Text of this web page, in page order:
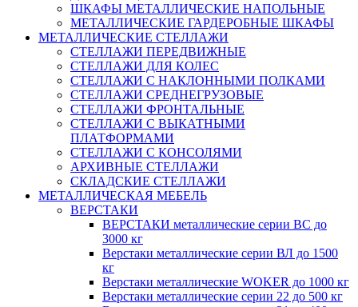
ШКАФЫ МЕТАЛЛИЧЕСКИЕ НАПОЛЬНЫЕ
МЕТАЛЛИЧЕСКИЕ ГАРДЕРОБНЫЕ ШКАФЫ
МЕТАЛЛИЧЕСКИЕ СТЕЛЛАЖИ
СТЕЛЛАЖИ ПЕРЕДВИЖНЫЕ
СТЕЛЛАЖИ ДЛЯ КОЛЕС
СТЕЛЛАЖИ С НАКЛОННЫМИ ПОЛКАМИ
СТЕЛЛАЖИ СРЕДНЕГРУЗОВЫЕ
СТЕЛЛАЖИ ФРОНТАЛЬНЫЕ
СТЕЛЛАЖИ С ВЫКАТНЫМИ
ПЛАТФОРМАМИ
СТЕЛЛАЖИ С КОНСОЛЯМИ
АРХИВНЫЕ СТЕЛЛАЖИ
СКЛАДСКИЕ СТЕЛЛАЖИ
МЕТАЛЛИЧЕСКАЯ МЕБЕЛЬ
ВЕРСТАКИ
ВЕРСТАКИ металлические серии ВС до
3000 кг
Верстаки металлические серии ВЛ до 1500
кг
Верстаки металлические WOKER до 1000 кг
Верстаки металлические серии 22 до 500 кг